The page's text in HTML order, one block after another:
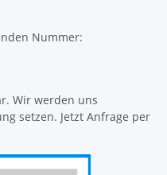
Nummer:
Wir werden uns
setzen. Jetzt Anfrage per